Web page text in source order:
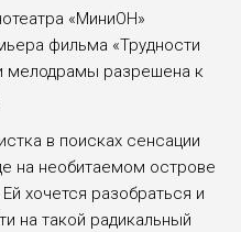
«МиниОН»
фильма «Трудности
мелодрамы разрешена к
в поисках сенсации
на необитаемом острове
хочется разобраться и
на такой радикальный